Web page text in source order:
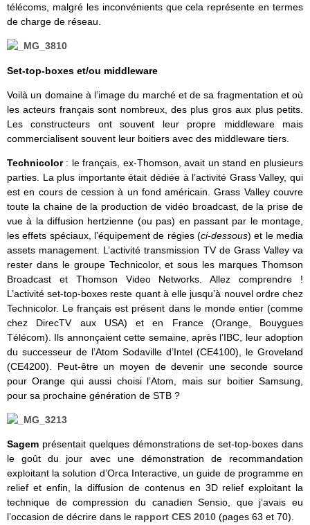
télécoms, malgré les inconvénients que cela représente en termes
de charge de réseau.
Set-top-boxes et/ou middleware
Voilà un domaine à l’image du marché et de sa fragmentation et où
les acteurs français sont nombreux, des plus gros aux plus petits.
Les constructeurs ont souvent leur propre middleware mais
commercialisent souvent leur boitiers avec des middleware tiers.
Technicolor: le français, ex-Thomson, avait un stand en plusieurs
parties. La plus importante était dédiée à l’activité Grass Valley, qui
est en cours de cession à un fond américain. Grass Valley couvre
toute la chaine de la production de vidéo broadcast, de la prise de
vue à la diffusion hertzienne (ou pas) en passant par le montage,
les effets spéciaux, l’équipement de régies (ci-dessous) et le media
assets management. L’activité transmission TV de Grass Valley va
rester dans le groupe Technicolor, et sous les marques Thomson
Broadcast et Thomson Video Networks. Allez comprendre !
L’activité set-top-boxes reste quant à elle jusqu’à nouvel ordre chez
Technicolor. Le français est présent dans le monde entier (comme
chez DirecTV aux USA) et en France (Orange, Bouygues
Télécom). Ils annonçaient cette semaine, après l’IBC, leur adoption
du successeur de l’Atom Sodaville d’Intel (CE4100), le Groveland
(CE4200). Peut-être un moyen de devenir une seconde source
pour Orange qui aussi choisi l’Atom, mais sur boitier Samsung,
pour sa prochaine génération de STB ?
Sagem présentait quelques démonstrations de set-top-boxes dans
le goût du jour avec une démonstration de recommandation
exploitant la solution d’Orca Interactive, un guide de programme en
relief et enfin, la diffusion de contenus en 3D relief exploitant la
technique de compression du canadien Sensio, que j’avais eu
l’occasion de décrire dans le rapport CES 2010 (pages 63 et 70).